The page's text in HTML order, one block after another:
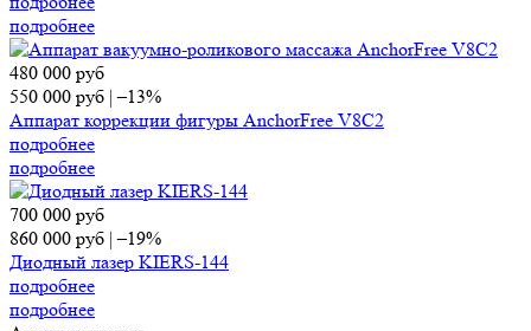
подробнее
480 000 руб
550 000 руб |–13%
Аппарат коррекции фигуры AnchorFree V8C2
подробнее
подробнее
700 000 руб
860 000 руб |–19%
Диодный лазер KIERS-144
подробнее
подробнее